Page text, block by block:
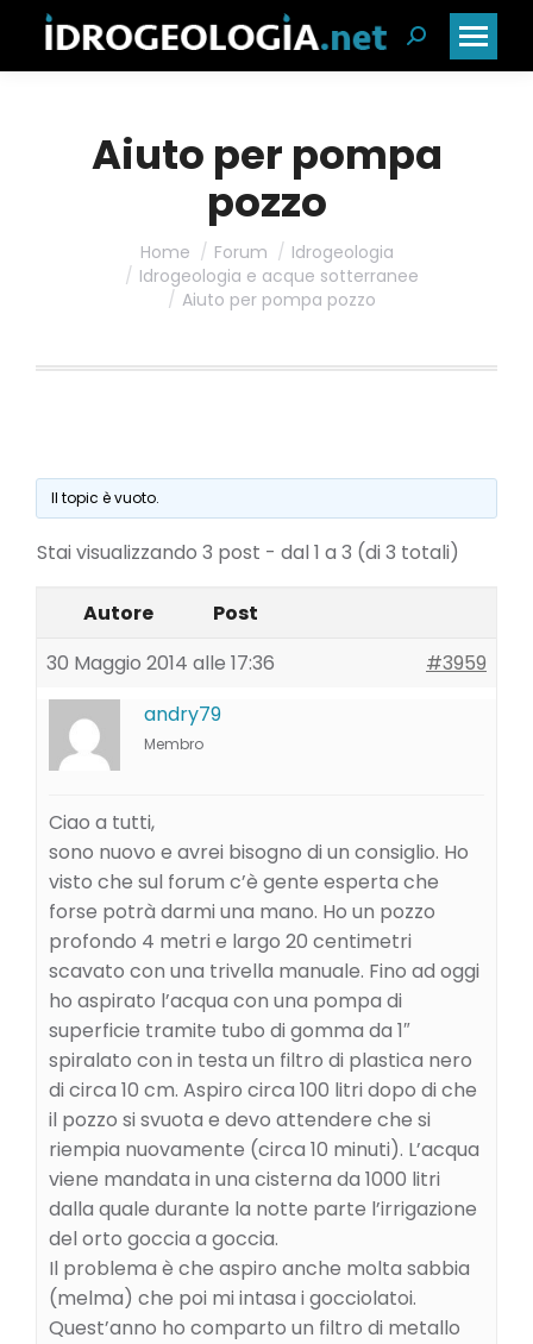
Cerca:
Aiuto per pompa
pozzo
Home Forum
Idrogeologia
Idrogeologia e acque sotterranee
Aiuto per pompa pozzo
Il topic è vuoto.
Stai visualizzando 3 post - dal 1 a 3 (di 3 totali)
Autore
Post
30 Maggio 2014 alle 17:36
#3959
andry79
Membro
Ciao a tutti,
sono nuovo e avrei bisogno di un consiglio. Ho
visto che sul forum c’è gente esperta che
forse potrà darmi una mano. Ho un pozzo
profondo 4 metri e largo 20 centimetri
scavato con una trivella manuale. Fino ad oggi
ho aspirato l’acqua con una pompa di
superficie tramite tubo di gomma da 1″
spiralato con in testa un filtro di plastica nero
di circa 10 cm. Aspiro circa 100 litri dopo di che
il pozzo si svuota e devo attendere che si
riempia nuovamente (circa 10 minuti). L’acqua
viene mandata in una cisterna da 1000 litri
dalla quale durante la notte parte l’irrigazione
del orto goccia a goccia.
Il problema è che aspiro anche molta sabbia
(melma) che poi mi intasa i gocciolatoi.
Quest’anno ho comparto un filtro di metallo